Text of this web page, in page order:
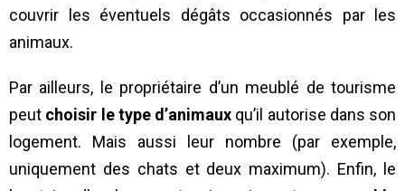
couvrir les éventuels dégâts occasionnés par les
animaux.
Par ailleurs, le propriétaire d’un meublé de tourisme
peut choisir le type d’animaux qu’il autorise dans son
logement. Mais aussi leur nombre (par exemple,
uniquement des chats et deux maximum). Enfin, le